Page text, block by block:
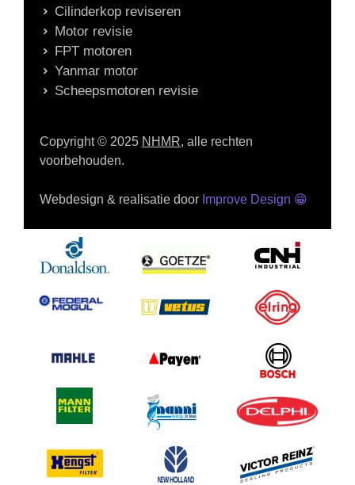
Cilinderkop reviseren
Motor revisie
FPT motoren
Yanmar motor
Scheepsmotoren revisie
Copyright © 2025 NHMR, alle rechten
voorbehouden.
Webdesign & realisatie door Improve Design 😁